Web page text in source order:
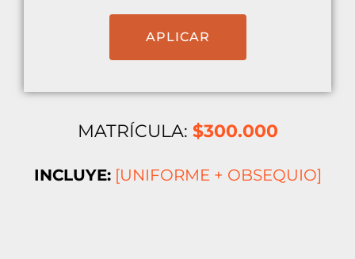
APLICAR
MATRÍCULA: $300.000
INCLUYE: [UNIFORME + OBSEQUIO]